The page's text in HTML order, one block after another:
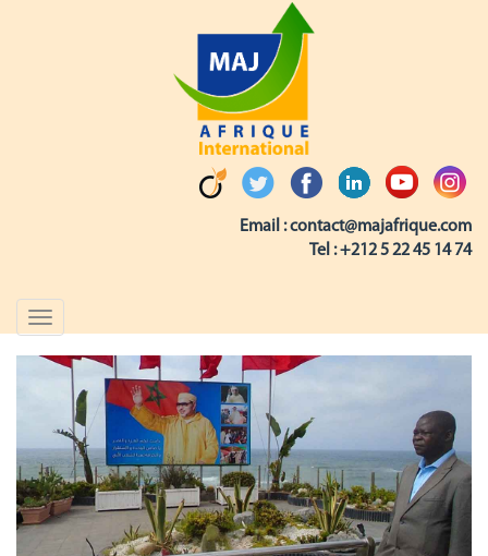
Email :contact@majafrique.com
Tel :+212 5 22 45 14 74
Toggle
navigation